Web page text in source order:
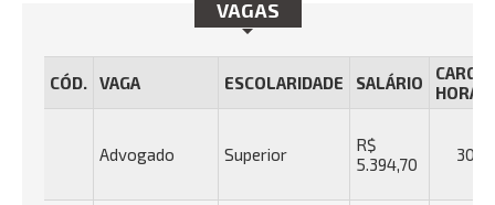
VAGAS
CÓD. VAGA ESCOLARIDADE SALÁRIO
CARGA
Advogado Superior
R$
5.394,70
30h